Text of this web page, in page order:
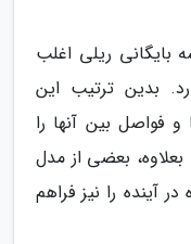
بایگانی ریلی اغلب
بدین ترتیب این
فواصل بین آنها را
بعضی از مدل
آینده را نیز فراهم